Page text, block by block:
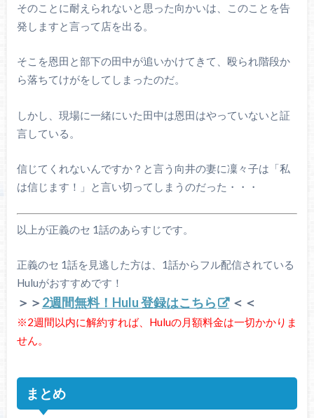
そのことに耐えられないと思った向かいは、このことを告
発しますと言って店を出る。
そこを恩田と部下の田中が追いかけてきて、殴られ階段か
ら落ちてけがをしてしまったのだ。
しかし、現場に一緒にいた田中は恩田はやっていないと証
言している。
信じてくれないんですか？と言う向井の妻に凜々子は「私
は信じます！」と言い切ってしまうのだった・・・
以上が正義のセ 1話のあらすじです。
正義のセ 1話を見逃した方は、1話からフル配信されている
Huluがおすすめです！
＞＞ 2週間無料！Hulu 登録はこちら ＜＜
※2週間以内に解約すれば、Huluの月額料金は一切かかりま
せん。
まとめ